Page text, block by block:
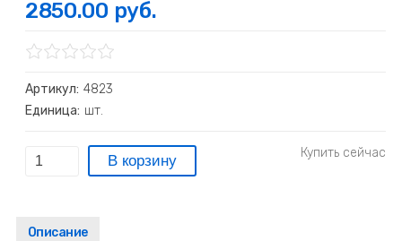
2850.00 руб.
Артикул: 4823
Единица: шт.
Описание